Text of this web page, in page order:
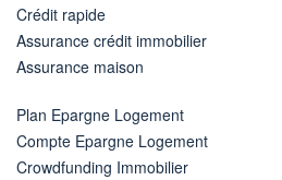
Crédit rapide
Assurance crédit immobilier
Assurance maison
Plan Epargne Logement
Compte Epargne Logement
Crowdfunding Immobilier